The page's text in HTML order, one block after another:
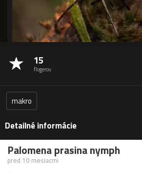
15
flogerov
makro
Detailné informácie
Palomena prasina nymph
pred 10 mesiacmi